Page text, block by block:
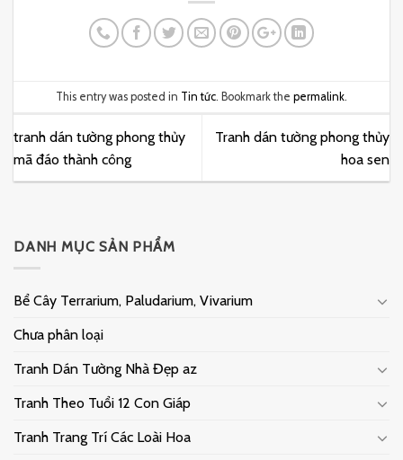
This entry was posted in Tin tức. Bookmark the permalink.
tranh dán tường phong thủy
mã đáo thành công
Tranh dán tường phong thủy
hoa sen
DANH MỤC SẢN PHẨM
Bể Cây Terrarium, Paludarium, Vivarium
Chưa phân loại
Tranh Dán Tường Nhà Đẹp az
Tranh Theo Tuổi 12 Con Giáp
Tranh Trang Trí Các Loài Hoa